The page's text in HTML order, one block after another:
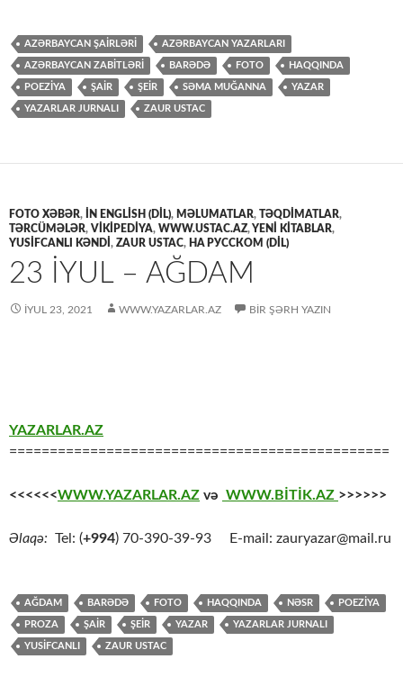
AZƏRBAYCAN ŞAİRLƏRİ AZƏRBAYCAN YAZARLARI
AZƏRBAYCAN ZABİTLƏRİ BARƏDƏ FOTO HAQQINDA
POEZİYA ŞAİR ŞEİR SƏMA MUĞANNA YAZAR
YAZARLAR JURNALI ZAUR USTAC
FOTO XƏBƏR, İN ENGLISH (DIL), MƏLUMATLAR, TƏQDİMATLAR,
TƏRCÜMƏLƏR, VİKİPEDİYA, WWW.USTAC.AZ,YENİ KİTABLAR,
YUSIFCANLI KƏNDI , ZAUR USTAC, НА РУССКОМ (DIL)
23 İYUL – AĞDAM
İYUL 23, 2021 WWW.YAZARLAR.AZ BIR ŞƏRH YAZIN
YAZARLAR.AZ
===============================================
<<<<<<WWW.YAZARLAR.AZ və WWW.BİTİK.AZ >>>>>>
Əlaqə: Tel: (+994) 70-390-39-93 E-mail: zauryazar@mail.ru
AĞDAM BARƏDƏ FOTO HAQQINDA NƏSR POEZİYA
PROZA ŞAİR ŞEİR YAZAR YAZARLAR JURNALI
YUSİFCANLI ZAUR USTAC